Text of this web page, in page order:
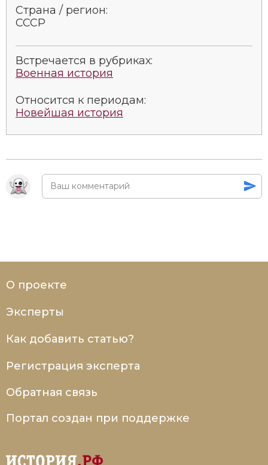
Южная Америка
Страна / регион:
СССР
Встречается в рубриках:
Военная история
Относится к периодам:
Новейшая история
О проекте
Эксперты
Как добавить статью?
Регистрация эксперта
Обратная связь
Портал создан при поддержке